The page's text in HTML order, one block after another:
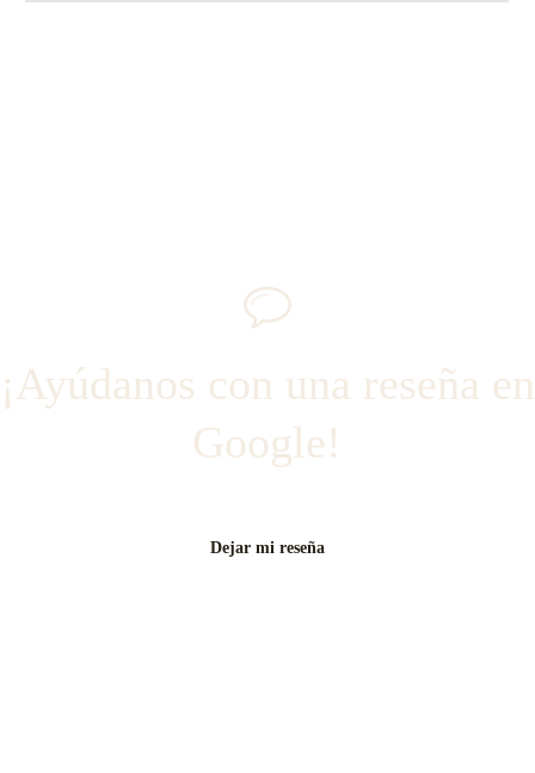
¡Ayúdanos con una reseña en
Google!
Dejar mi reseña